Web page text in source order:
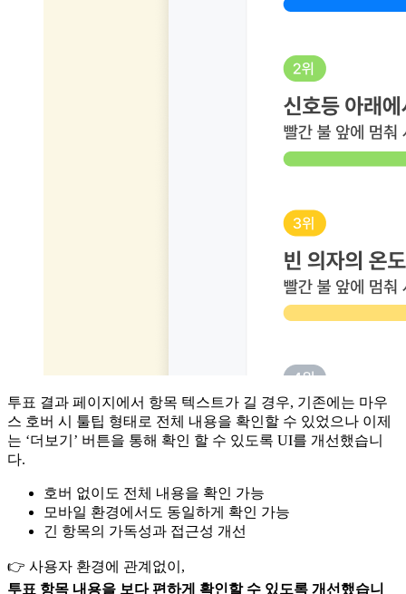
투표 결과 페이지에서 항목 텍스트가 길 경우, 기존에는 마우
스 호버 시 툴팁 형태로 전체 내용을 확인할 수 있었으나 이제
는 ‘더보기’ 버튼을 통해 확인 할 수 있도록 UI를 개선했습니
다.
호버 없이도 전체 내용을 확인 가능
모바일 환경에서도 동일하게 확인 가능
긴 항목의 가독성과 접근성 개선
👉 사용자 환경에 관계없이,
투표 항목 내용을 보다 편하게 확인할 수 있도록 개선했습니